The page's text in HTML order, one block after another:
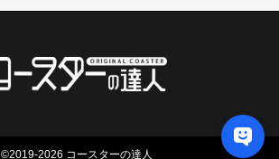
©2019-2026 コースターの達人